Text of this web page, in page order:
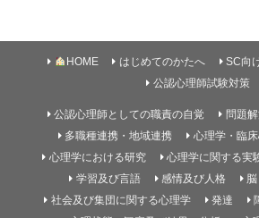
HOME はじめてのかたへ
SC向
公認心理師試験対策
公認心理師としての職責の自覚
問題
多職種連携・地域連携
心理学・臨
心理学における研究
心理学に関する実
学習及び言語
感情及び人格
社会及び集団に関する心理学
発達